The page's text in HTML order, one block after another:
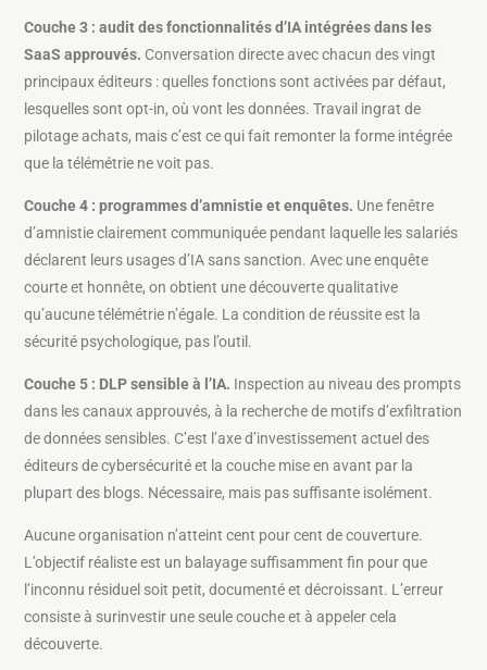
Couche 3 : audit des fonctionnalités d’IA intégrées dans les
SaaS approuvés. Conversation directe avec chacun des vingt
principaux éditeurs : quelles fonctions sont activées par défaut,
lesquelles sont opt-in, où vont les données. Travail ingrat de
pilotage achats, mais c’est ce qui fait remonter la forme intégrée
que la télémétrie ne voit pas.
Couche 4 : programmes d’amnistie et enquêtes. Une fenêtre
d’amnistie clairement communiquée pendant laquelle les salariés
déclarent leurs usages d’IA sans sanction. Avec une enquête
courte et honnête, on obtient une découverte qualitative
qu’aucune télémétrie n’égale. La condition de réussite est la
sécurité psychologique, pas l’outil.
Couche 5 : DLP sensible à l’IA. Inspection au niveau des prompts
dans les canaux approuvés, à la recherche de motifs d’exfiltration
de données sensibles. C’est l’axe d’investissement actuel des
éditeurs de cybersécurité et la couche mise en avant par la
plupart des blogs. Nécessaire, mais pas suffisante isolément.
Aucune organisation n’atteint cent pour cent de couverture.
L’objectif réaliste est un balayage suffisamment fin pour que
l’inconnu résiduel soit petit, documenté et décroissant. L’erreur
consiste à surinvestir une seule couche et à appeler cela
découverte.